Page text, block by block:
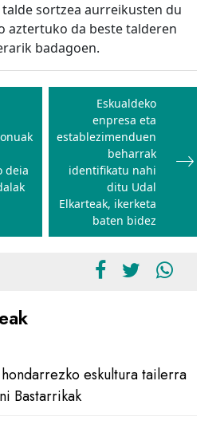
talde sortzea aurreikusten du
aztertuko da beste talderen
badagoen.
deia
Eskualdeko
enpresa eta
establezimenduen
beharrak
identifikatu nahi
ditu Udal
Elkarteak, ikerketa
baten bidez
eskultura tailerra
Bastarrikak